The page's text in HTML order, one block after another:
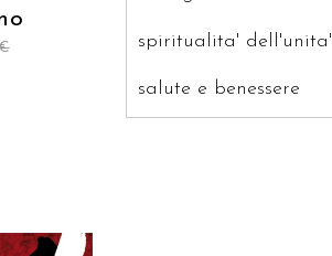
spiritualita' dell'unita'
salute e benessere